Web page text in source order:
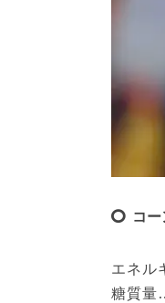
コ
エネル
糖質量